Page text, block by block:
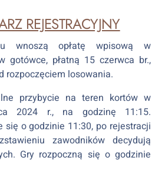
REJESTRACYJNY
wnoszą opłatę wpisową w
gotówce, płatną 15 czerwca br.,
rozpoczęciem losowania.
przybycie na teren kortów w
2024 r., na godzinę 11:15.
się o godzinie 11:30, po rejestracji
zawodników decydują
Gry rozpoczną się o godzinie